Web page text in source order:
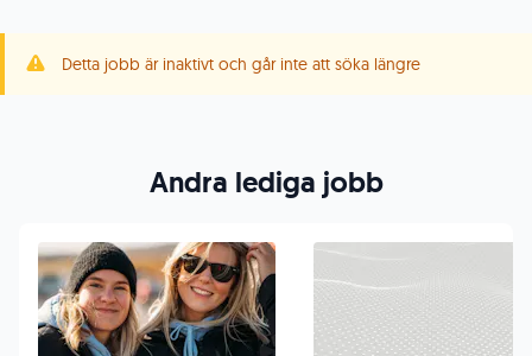
Detta jobb är inaktivt och går inte att söka längre
Andra lediga jobb